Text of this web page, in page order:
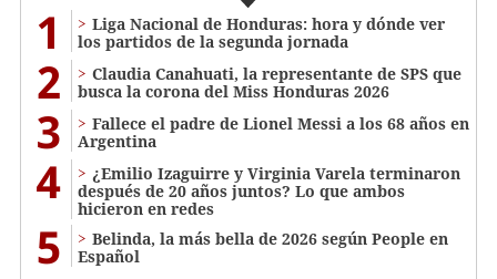
1
Liga Nacional de Honduras: hora y dónde ver
los partidos de la segunda jornada
2
Claudia Canahuati, la representante de SPS que
busca la corona del Miss Honduras 2026
3
Fallece el padre de Lionel Messi a los 68 años en
Argentina
4
¿Emilio Izaguirre y Virginia Varela terminaron
después de 20 años juntos? Lo que ambos
hicieron en redes
5
Belinda, la más bella de 2026 según People en
Español